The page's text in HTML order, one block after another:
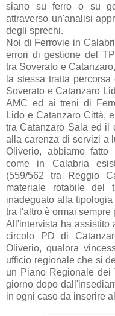
siano su ferro o su
attraverso un'analisi
degli sprechi.
Noi di Ferrovie in
errori di gestione del
tra Soverato e
la stessa tratta
Soverato e Catanzaro
AMC ed ai treni di
Lido e Catanzaro Città,
tra Catanzaro Sala ed il
alla carenza di servizi a
Oliverio, abbiamo fatto
come in Calabria
(559/562 tra Reggio
materiale rotabile del
inadeguato alla
tra l'altro è ormai sempre
All'intervista ha assistito
circolo PD di
Oliverio, qualora
ufficio regionale che si
un Piano Regionale dei
giorno dopo
in ogni caso da inserire